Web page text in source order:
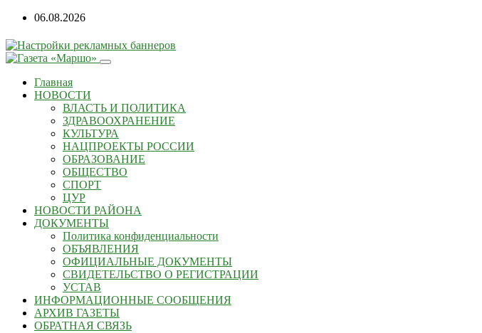
06.08.2026
Главная
НОВОСТИ
ВЛАСТЬ И ПОЛИТИКА
ЗДРАВООХРАНЕНИЕ
КУЛЬТУРА
НАЦПРОЕКТЫ РОССИИ
ОБРАЗОВАНИЕ
ОБЩЕСТВО
СПОРТ
ЦУР
НОВОСТИ РАЙОНА
ДОКУМЕНТЫ
Политика конфиденциальности
ОБЪЯВЛЕНИЯ
ОФИЦИАЛЬНЫЕ ДОКУМЕНТЫ
СВИДЕТЕЛЬСТВО О РЕГИСТРАЦИИ
УСТАВ
ИНФОРМАЦИОННЫЕ СООБЩЕНИЯ
АРХИВ ГАЗЕТЫ
ОБРАТНАЯ СВЯЗЬ